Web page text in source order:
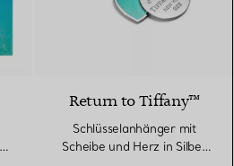
Return to Tiffany™
Schlüsselanhänger mit
Scheibe und Herz in Silber